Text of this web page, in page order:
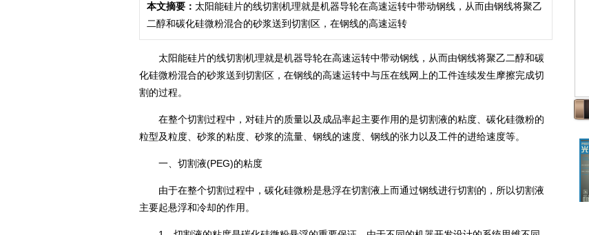
本文摘要： 太阳能硅片的线切割机理就是机器导轮在高速运转中带动钢线，从而由钢线将聚乙
二醇和碳化硅微粉混合的砂浆送到切割区，在钢线的高速运转
太阳能硅片的线切割机理就是机器导轮在高速运转中带动钢线，从而由钢线将聚乙二醇和碳
化硅微粉混合的砂浆送到切割区，在钢线的高速运转中与压在线网上的工件连续发生摩擦完成切
割的过程。
在整个切割过程中，对硅片的质量以及成品率起主要作用的是切割液的粘度、碳化硅微粉的
粒型及粒度、砂浆的粘度、砂浆的流量、钢线的速度、钢线的张力以及工件的进给速度等。
一、切割液(PEG)的粘度
由于在整个切割过程中，碳化硅微粉是悬浮在切割液上而通过钢线进行切割的，所以切割液
主要起悬浮和冷却的作用。